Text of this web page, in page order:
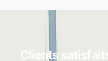
Clients